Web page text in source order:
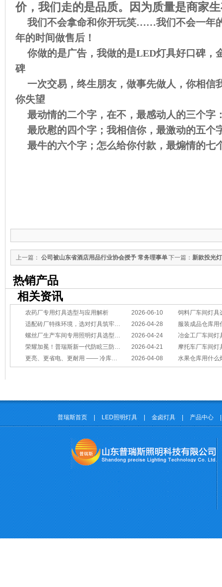
价，我们走的是品质。因为质量是商家
我们不会拿命和你开玩笑……我们不会一年
年的时间做售后！
你做的是广告，我做的是LED灯具好口碑，
碑
一次交易，终生朋友，做事先做人，你相信
你失望
最动情的二个字，在不，最感动人的三个字
最欣慰的四个字；我相信你，最激动的五个
最牛的六个字；怎么给你付款，最煽情的七
下一篇： 新款投光
上一篇： 公司被山东省酒店用品行业协会授予 常务理事单
热销产品
相关资讯
2026-06-10
农药厂专用灯具选型与应用解析
饲料厂车间灯具
2026-04-28
适配砖厂特殊环境，选对灯具筑牢生产安全线
服装成品仓库用
2026-04-24
螺丝厂生产车间专用照明灯具选型方案
冶金工厂车间灯具选型指南：
2026-04-21
荣耀加冕！普瑞斯新一代防眩三防灯BC-L斩获2026阿拉丁神灯奖
摩托车厂车间灯具怎么选？
2026-04-08
更亮、更省电、更耐用 —— 冷库照明优选 水果仓库用什么
普瑞斯首页 | LED照明灯具 | 金卤灯具 | 产品中心 |